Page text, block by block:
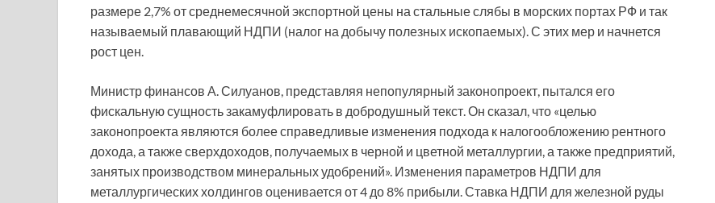
размере 2,7% от среднемесячной экспортной цены на стальные слябы в морских портах РФ и так
называемый плавающий НДПИ (налог на добычу полезных ископаемых). С этих мер и начнется
рост цен.
Министр финансов А. Силуанов, представляя непопулярный законопроект, пытался его
фискальную сущность закамуфлировать в добродушный текст. Он сказал, что «целью
законопроекта являются более справедливые изменения подхода к налогообложению рентного
дохода, а также сверхдоходов, получаемых в черной и цветной металлургии, а также предприятий,
занятых производством минеральных удобрений». Изменения параметров НДПИ для
металлургических холдингов оценивается от 4 до 8% прибыли. Ставка НДПИ для железной руды